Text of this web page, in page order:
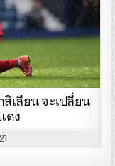
เลียน จะเปลี่ยน
ดง